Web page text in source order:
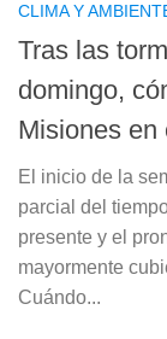
CLIMA Y
Tras las
domingo,
Misiones en
El inicio de la
parcial del
presente y el
mayormente
Cuándo...